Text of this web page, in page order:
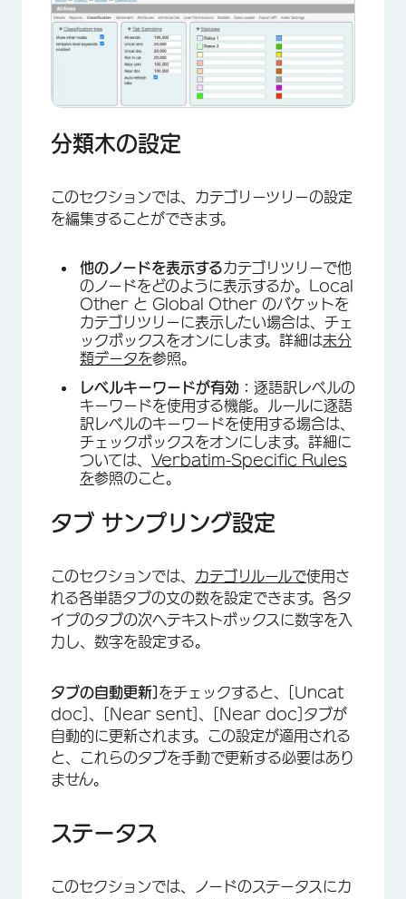
分類木の設定
このセクションでは、カテゴリーツリーの設定
を編集することができます。
他のノードを表示するカテゴリツリーで他
のノードをどのように表示するか。Local
Other と Global Other のバケットを
カテゴリツリーに表示したい場合は、チェ
ックボックスをオンにします。詳細は未分
類データを参照。
レベルキーワードが有効： 逐語訳レベルの
キーワードを使用する機能。ルールに逐語
訳レベルのキーワードを使用する場合は、
チェックボックスをオンにします。詳細に
ついては、 Verbatim-Specific Rules
を参照のこと。
タブ サンプリング設定
このセクションでは、 カテゴリルールで使用さ
れる各単語タブの文の数を設定できます。各タ
イプのタブの次へテキストボックスに数字を入
力し、数字を設定する。
タブの自動更新] をチェックすると、[Uncat
doc]、[Near sent]、[Near doc]タブが
自動的に更新されます。この設定が適用される
と、これらのタブを手動で更新する必要はあり
ません。
ステータス
このセクションでは、ノードのステータスにカ